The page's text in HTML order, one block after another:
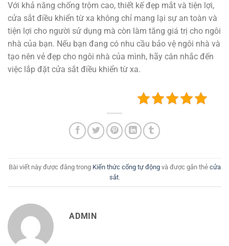
Với khả năng chống trộm cao, thiết kế đẹp mắt và tiện lợi,
cửa sắt điều khiển từ xa không chỉ mang lại sự an toàn và
tiện lợi cho người sử dụng mà còn làm tăng giá trị cho ngôi
nhà của bạn. Nếu bạn đang có nhu cầu bảo vệ ngôi nhà và
tạo nên vẻ đẹp cho ngôi nhà của mình, hãy cân nhắc đến
việc lắp đặt cửa sắt điều khiển từ xa.
Bài viết này được đăng trong Kiến thức cổng tự độngvà được gắn thẻ cửa
sắt.
ADMIN